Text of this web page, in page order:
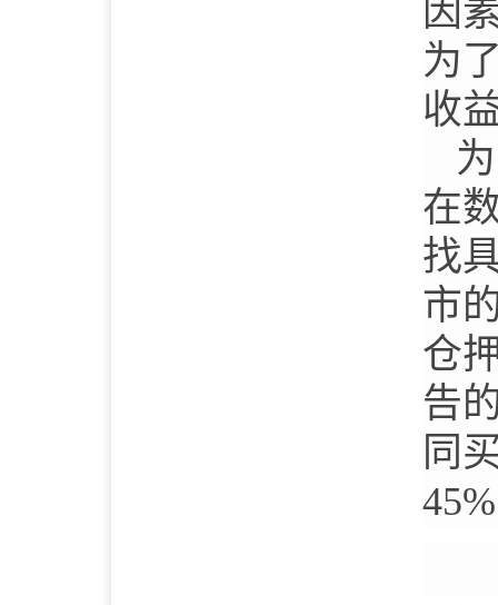
因
为
收
在
找
市
仓
告
同
45%